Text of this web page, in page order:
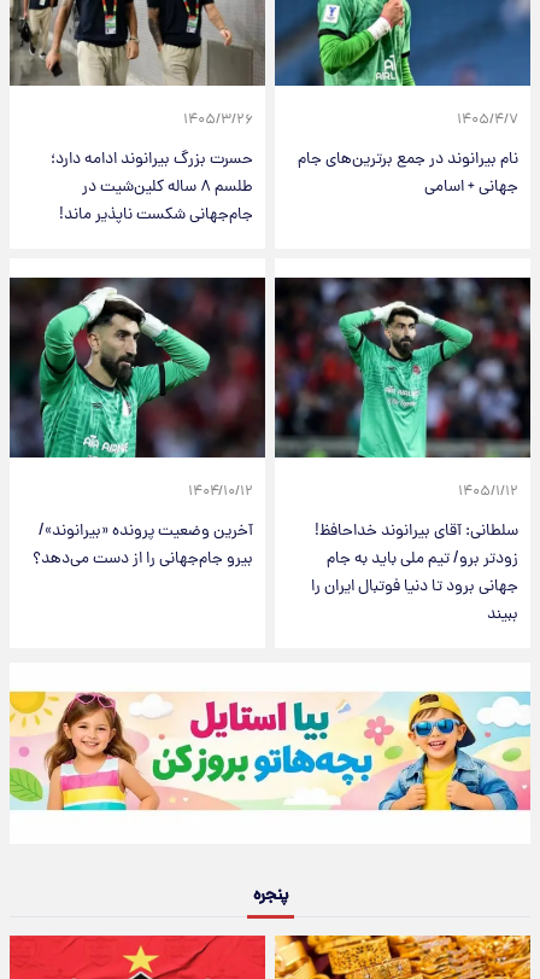
۱۴۰۵/۴/۷
نام بیرانوند در جمع برترین‌های جام
جهانی + اسامی
۱۴۰۵/۳/۲۶
حسرت بزرگ بیرانوند ادامه دارد؛
طلسم ۸ ساله کلین‌شیت در
جام‌جهانی شکست ناپذیر ماند!
۱۴۰۵/۱/۱۲
سلطانی: آقای بیرانوند خداحافظ!
زودتر برو/ تیم ملی باید به جام
جهانی برود تا دنیا فوتبال ایران را
ببیند
۱۴۰۴/۱۰/۱۲
آخرین وضعیت پرونده «بیرانوند»/
بیرو جام‌جهانی را از دست می‌دهد؟
پنجره